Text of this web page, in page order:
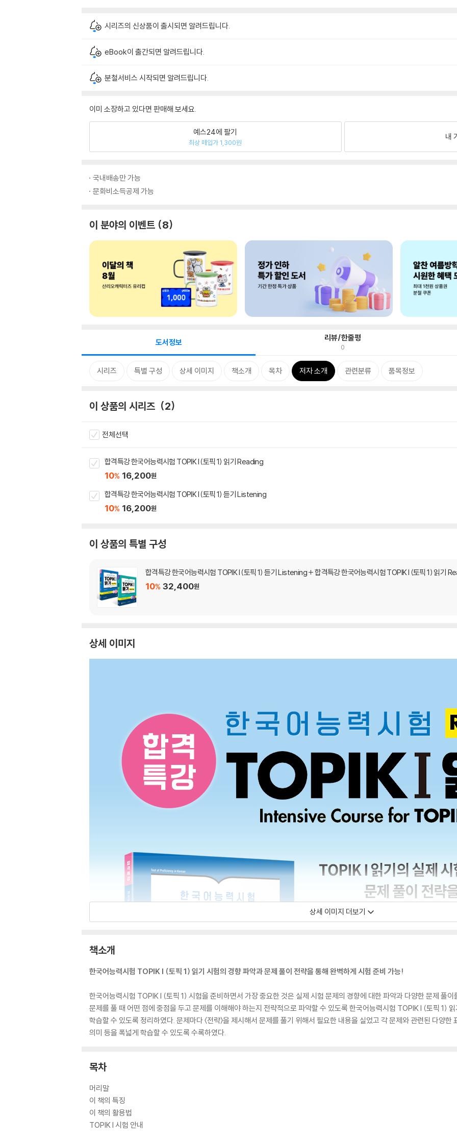
시리즈의 신상품이 출시되면 알려드립니다.
eBook이 출간되면 알려드립니다.
분철서비스 시작되면 알려드립니다.
이미 소장하고 있다면 판매해 보세요.
예스24에 팔기
최상 매입가 1,300원
내
국내배송만 가능
문화비소득공제 가능
이 분야의 이벤트 8
도서정보 리뷰/한줄평
0
시리즈 특별 구성 상세 이미지 책소개 목차 저자 소개 관련분류 품목정보
이 상품의 시리즈 2
전체선택
합격특강 한국어능력시험 TOPIK I (토픽 1) 읽기 Reading
10% 16,200원
합격특강 한국어능력시험 TOPIK I (토픽 1) 듣기 Listening
10% 16,200원
이 상품의 특별 구성
합격특강 한국어능력시험 TOPIK I (토픽 1) 듣기 Listening + 합격특강 한국어능력시험 TOPIK I (토픽 1) 읽기
10% 32,400원
상세 이미지
상세 이미지 더보기
책소개
한국어능력시험 TOPIK I (토픽 1) 읽기 시험의 경향 파악과 문제 풀이 전략을 통해 완벽하게 시험 준비 가능!
한국어능력시험 TOPIK I (토픽 1) 시험을 준비하면서 가장 중요한 것은 실제 시험 문제의 경향에 대한 파악과 다양한 문제 풀
문제를 풀 때 어떤 점에 중점을 두고 문제를 이해해야 하는지 전략적으로 파악할 수 있도록 한국어능력시험 TOPIK I (토픽 1)
학습할 수 있도록 정리하였다. 문제마다 〈전략〉을 제시해서 문제를 풀기 위해서 필요한 내용을 실었고 각 문제와 관련된 다양
의미 등을 폭넓게 학습할 수 있도록 수록하였다.
목차
머리말
이 책의 특징
이 책의 활용법
TOPIK I 시험 안내